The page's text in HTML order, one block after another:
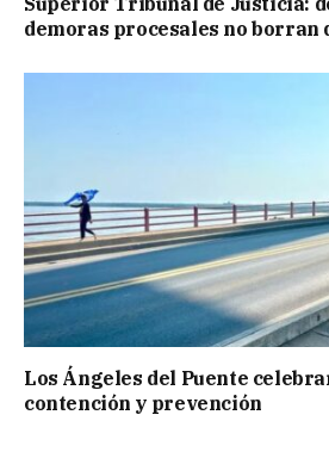
demoras procesales no borran
Los Ángeles del Puente
contención y prevención